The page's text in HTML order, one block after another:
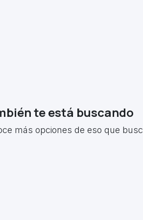
te está buscando
más opciones de eso que